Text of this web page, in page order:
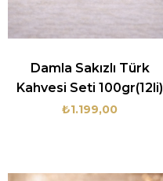
Damla Sakızlı Türk
Kahvesi Seti 100gr(12li)
₺1.199,00